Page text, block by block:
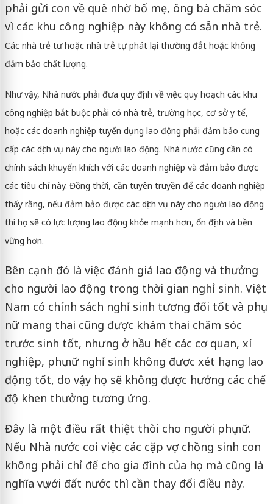
phải gửi con về quê nhờ bố mẹ, ông bà chăm sóc
vì các khu công nghiệp này không có sẵn nhà trẻ.
Các nhà trẻ tư hoặc nhà trẻ tự phát lại thường đắt hoặc không
đảm bảo chất lượng.
Như vậy, Nhà nước phải đưa quy định về việc quy hoạch các khu
công nghiệp bắt buộc phải có nhà trẻ, trường học, cơ sở y tế,
hoặc các doanh nghiệp tuyển dụng lao động phải đảm bảo cung
cấp các dịch vụ này cho người lao động. Nhà nước cũng cần có
chính sách khuyến khích với các doanh nghiệp và đảm bảo được
các tiêu chí này. Đồng thời, cần tuyên truyền để các doanh nghiệp
thấy rằng, nếu đảm bảo được các dịch vụ này cho người lao động
thì họ sẽ có lực lượng lao động khỏe mạnh hơn, ổn định và bền
vững hơn.
Bên cạnh đó là việc đánh giá lao động và thưởng
cho người lao động trong thời gian nghỉ sinh. Việt
Nam có chính sách nghỉ sinh tương đối tốt và phụ
nữ mang thai cũng được khám thai chăm sóc
trước sinh tốt, nhưng ở hầu hết các cơ quan, xí
nghiệp, phụ nữ nghỉ sinh không được xét hạng lao
động tốt, do vậy họ sẽ không được hưởng các chế
độ khen thưởng tương ứng.
Đây là một điều rất thiệt thòi cho người phụ nữ.
Nếu Nhà nước coi việc các cặp vợ chồng sinh con
không phải chỉ để cho gia đình của họ mà cũng là
nghĩa vụ với đất nước thì cần thay đổi điều này.